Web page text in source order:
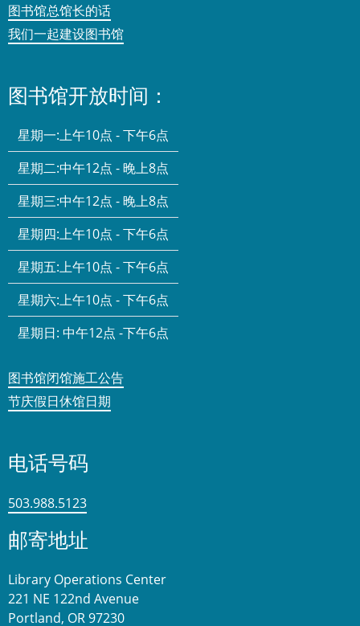
图书馆总馆长的话
我们一起建设图书馆
图书馆开放时间：
星期一:上午10点 - 下午6点
星期二:中午12点 - 晚上8点
星期三:中午12点 - 晚上8点
星期四:上午10点 - 下午6点
星期五:上午10点 - 下午6点
星期六:上午10点 - 下午6点
星期日: 中午12点 -下午6点
图书馆闭馆施工公告
节庆假日休馆日期
电话号码
503.988.5123
邮寄地址
Library Operations Center
221 NE 122nd Avenue
Portland, OR 97230